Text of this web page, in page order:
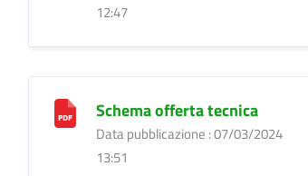
12:47
Schema offerta tecnica
Data pubblicazione : 07/03/2024
13:51